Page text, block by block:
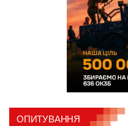
ОПИТУВАННЯ